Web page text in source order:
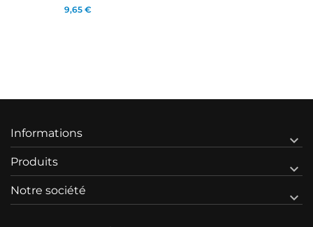
9,65 €
Informations 
Produits 
Notre société 